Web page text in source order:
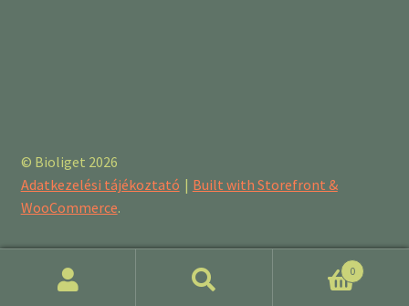
© Bioliget 2026
Adatkezelési tájékoztató
Built with Storefront &
WooCommerce.
Keresés
0